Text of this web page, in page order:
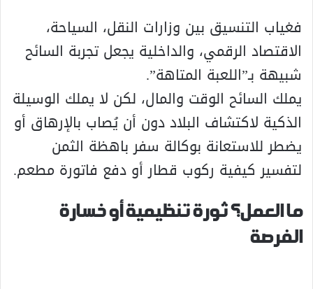
فغياب التنسيق بين وزارات النقل، السياحة،
الاقتصاد الرقمي، والداخلية يجعل تجربة السائح
شبيهة بـ”اللعبة المتاهة”.
يملك السائح الوقت والمال، لكن لا يملك الوسيلة
الذكية لاكتشاف البلاد دون أن يُصاب بالإرهاق أو
يضطر للاستعانة بوكالة سفر باهظة الثمن
لتفسير كيفية ركوب قطار أو دفع فاتورة مطعم.
ما العمل؟ ثورة تنظيمية أو خسارة
الفرصة